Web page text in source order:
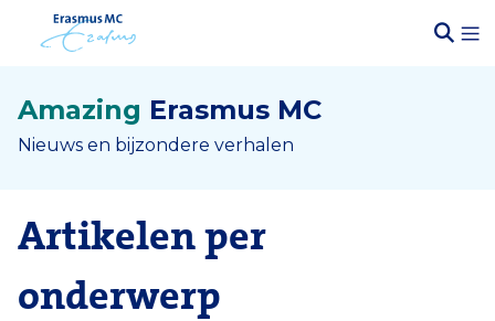
Amazing Erasmus MC
Nieuws en bijzondere verhalen
Artikelen per
onderwerp